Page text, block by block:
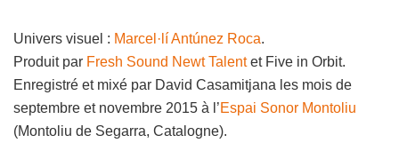
Univers visuel : Marcel·lí Antúnez Roca.
Produit par Fresh Sound Newt Talentet Five in Orbit.
Enregistré et mixé par David Casamitjana les mois de
septembre et novembre 2015 à l’Espai Sonor Montoliu
(Montoliu de Segarra, Catalogne).